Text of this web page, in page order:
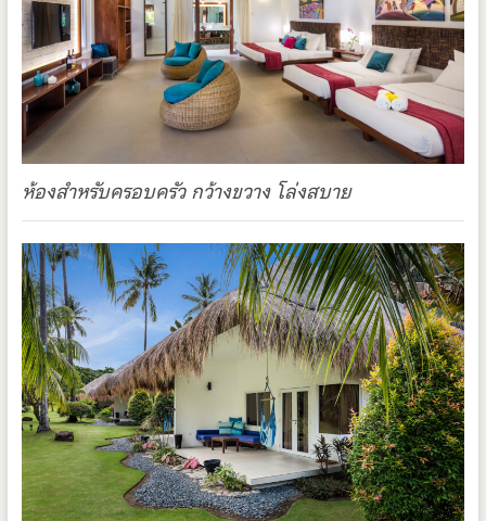
ห้องสำหรับครอบครัว กว้างขวาง โล่งสบาย